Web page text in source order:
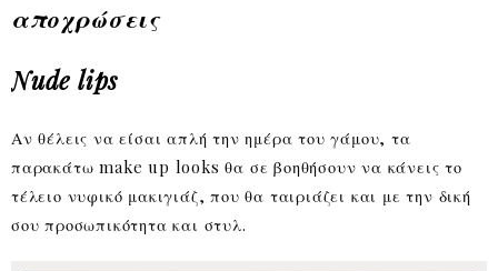
αποχρώσεις
Nude lips
Αν θέλεις να είσαι απλή την ημέρα του γάμου, τα
παρακάτω make up looks θα σε βοηθήσουν να κάνεις το
τέλειο νυφικό μακιγιάζ, που θα ταιριάζει και με την δική
σου προσωπικότητα και στυλ.